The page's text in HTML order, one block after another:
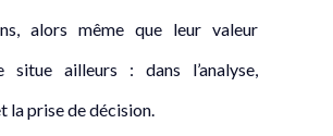
alors même que leur valeur
situe ailleurs : dans l’analyse,
la prise de décision.